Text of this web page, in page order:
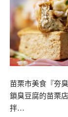
苗栗市美食『夯
鎖臭豆腐的苗栗
拌…